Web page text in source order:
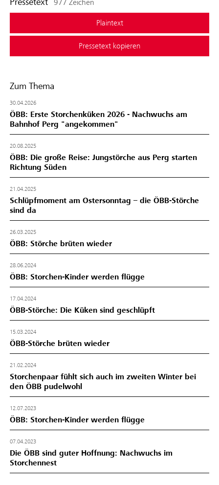
977 Zeichen
Plaintext
Pressetext kopieren
Zum Thema
30.04.2026
ÖBB: Erste Storchenküken 2026 - Nachwuchs am
Bahnhof Perg "angekommen"
20.08.2025
ÖBB: Die große Reise: Jungstörche aus Perg starten
Richtung Süden
21.04.2025
Schlüpfmoment am Ostersonntag – die ÖBB-Störche
sind da
26.03.2025
ÖBB: Störche brüten wieder
28.06.2024
ÖBB: Storchen-Kinder werden flügge
17.04.2024
ÖBB-Störche: Die Küken sind geschlüpft
15.03.2024
ÖBB-Störche brüten wieder
21.02.2024
Storchenpaar fühlt sich auch im zweiten Winter bei
den ÖBB pudelwohl
12.07.2023
ÖBB: Storchen-Kinder werden flügge
07.04.2023
Die ÖBB sind guter Hoffnung: Nachwuchs im
Storchennest